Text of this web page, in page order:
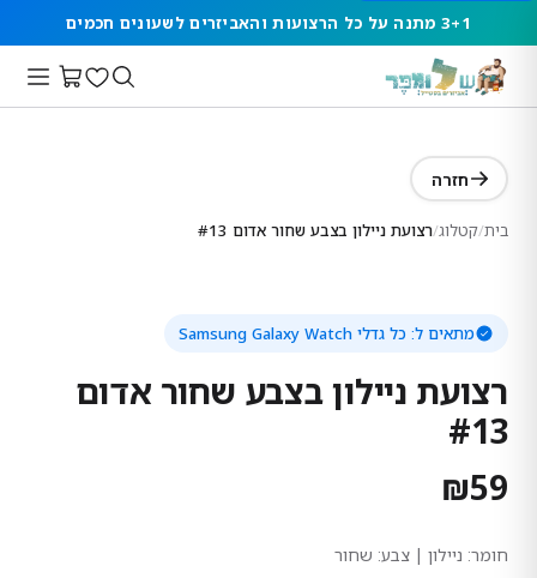
3+1 מתנה על כל הרצועות והאביזרים לשעונים חכמים
חזרה
בית/קטלוג/רצועת ניילון בצבע שחור אדום #13
מתאים ל: כל גדלי Samsung Galaxy Watch
רצועת ניילון בצבע שחור אדום
#13
₪59
חומר: ניילון | צבע: שחור